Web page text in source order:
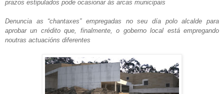
prazos estipulados pode ocasionar ás arcas municipais
Denuncia as “chantaxes” empregadas no seu día polo alcalde para
aprobar un crédito que, finalmente, o goberno local está empregando
noutras actuacións diferentes